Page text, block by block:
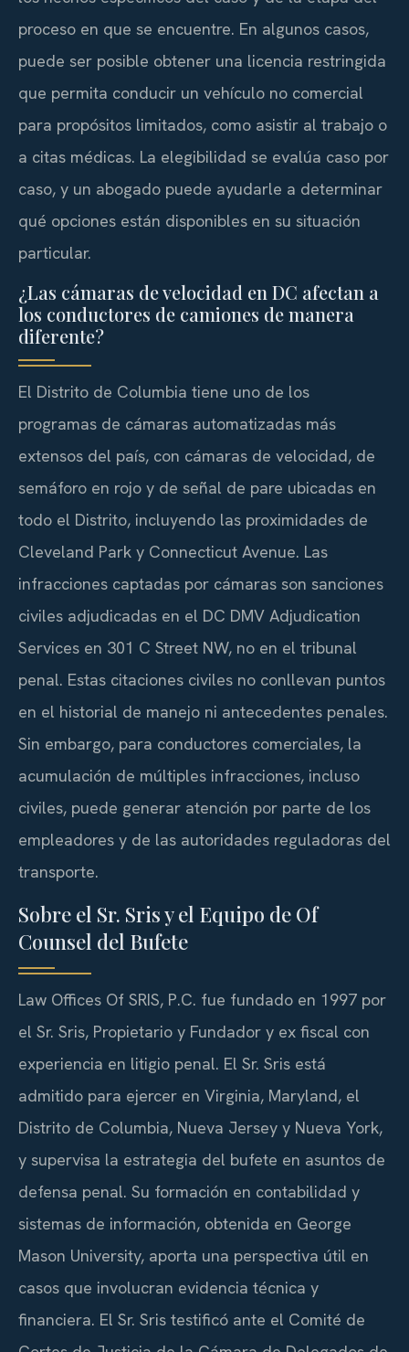
proceso en que se encuentre. En algunos casos,
puede ser posible obtener una licencia restringida
que permita conducir un vehículo no comercial
para propósitos limitados, como asistir al trabajo o
a citas médicas. La elegibilidad se evalúa caso por
caso, y un abogado puede ayudarle a determinar
qué opciones están disponibles en su situación
particular.
¿Las cámaras de velocidad en DC afectan a
los conductores de camiones de manera
diferente?
El Distrito de Columbia tiene uno de los
programas de cámaras automatizadas más
extensos del país, con cámaras de velocidad, de
semáforo en rojo y de señal de pare ubicadas en
todo el Distrito, incluyendo las proximidades de
Cleveland Park y Connecticut Avenue. Las
infracciones captadas por cámaras son sanciones
civiles adjudicadas en el DC DMV Adjudication
Services en 301 C Street NW, no en el tribunal
penal. Estas citaciones civiles no conllevan puntos
en el historial de manejo ni antecedentes penales.
Sin embargo, para conductores comerciales, la
acumulación de múltiples infracciones, incluso
civiles, puede generar atención por parte de los
empleadores y de las autoridades reguladoras del
transporte.
Sobre el Sr. Sris y el Equipo de Of
Counsel del Bufete
Law Offices Of SRIS, P.C. fue fundado en 1997 por
el Sr. Sris, Propietario y Fundador y ex fiscal con
experiencia en litigio penal. El Sr. Sris está
admitido para ejercer en Virginia, Maryland, el
Distrito de Columbia, Nueva Jersey y Nueva York,
y supervisa la estrategia del bufete en asuntos de
defensa penal. Su formación en contabilidad y
sistemas de información, obtenida en George
Mason University, aporta una perspectiva útil en
casos que involucran evidencia técnica y
financiera. El Sr. Sris testificó ante el Comité de